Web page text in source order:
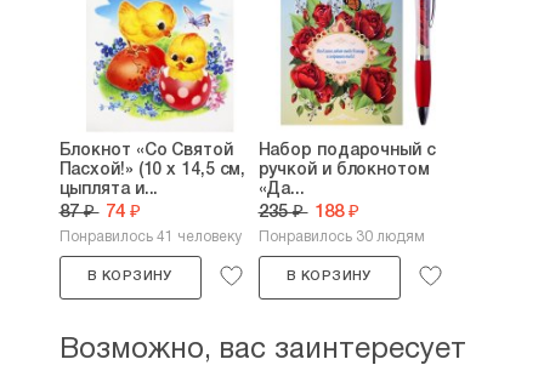
Блокнот «Со Святой
Пасхой!» (10 х 14,5 см,
цыплята и...
87 ₽ 74 ₽
Понравилось 41 человеку
В КОРЗИНУ
Набор подарочный с
ручкой и блокнотом
«Да...
235 ₽ 188 ₽
Понравилось 30 людям
В КОРЗИНУ
Возможно, вас заинтересует